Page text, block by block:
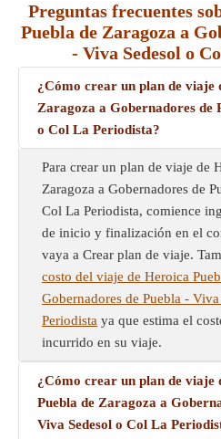
Preguntas frecuentes
Puebla de Zaragoza a
- Viva Sedesol o
¿Cómo crear un plan de viaje
Zaragoza a Gobernadores de
o Col La Periodista?
Para crear un plan de viaje de
Zaragoza a Gobernadores de
Col La Periodista, comience
de inicio y finalización en el
vaya a Crear plan de viaje.
costo del viaje de Heroica
Gobernadores de Puebla -
Periodista ya que estima el
incurrido en su viaje.
¿Cómo crear un plan de viaje
Puebla de Zaragoza a
Viva Sedesol o Col La